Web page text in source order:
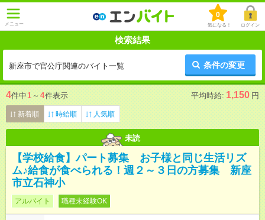
メニュー
0
気になる！ ログイン
検索結果
新座市で官公庁関連のバイト一覧 条件の変更
4件中1 ～ 4件表示 平均時給: 1,150 円
新着順 時給順 人気順
未読
【学校給食】パート募集 お子様と同じ生活リズ
ム♪給食が食べられる！週２～３日の方募集 新座
市立石神小
アルバイト 職種未経験OK